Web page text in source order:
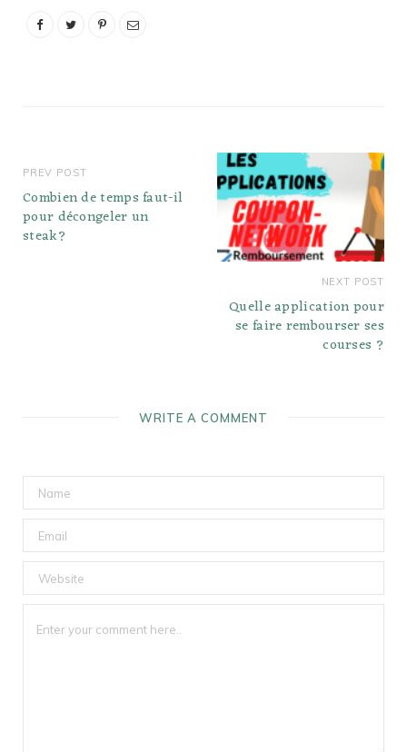
gluten? La réponse
PREV POST
Combien de temps faut-il
pour décongeler un
steak?
NEXT POST
Quelle application pour
se faire rembourser ses
courses ?
WRITE A COMMENT